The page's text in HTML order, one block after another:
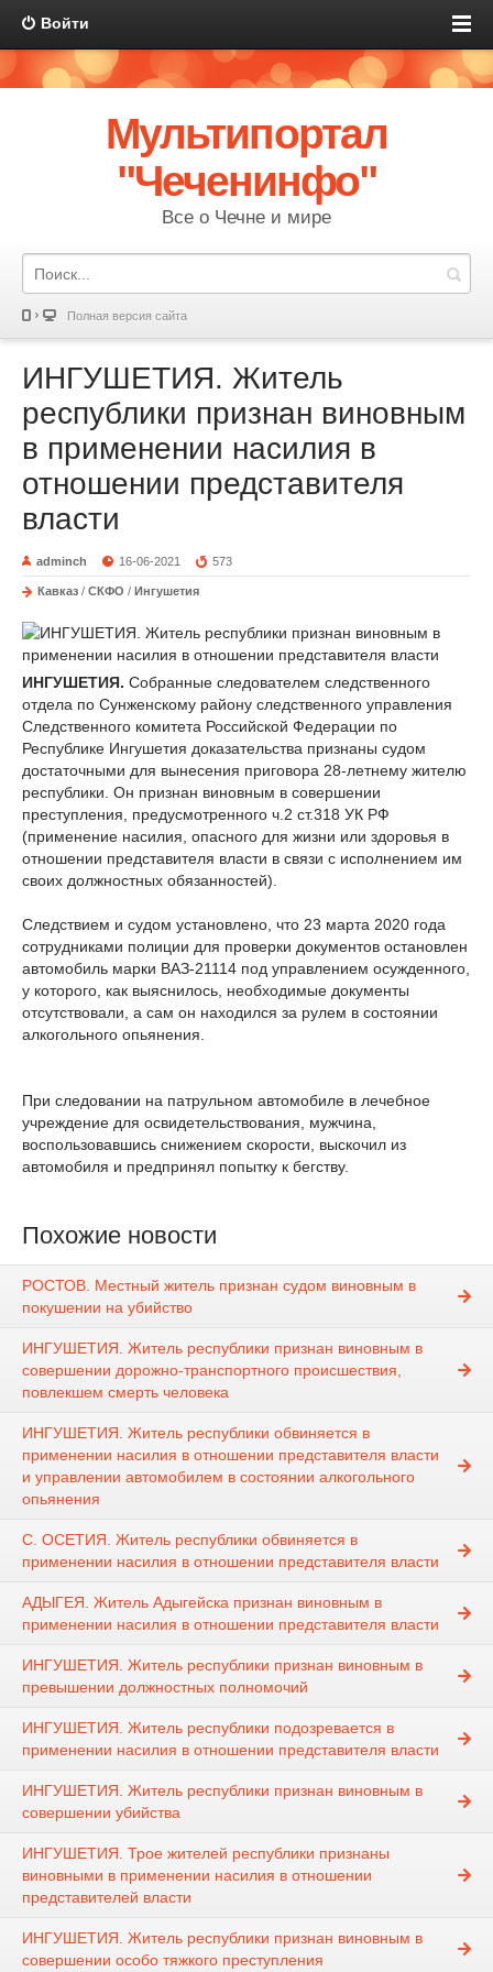
Войти
Мультипортал
"Чеченинфо"
Все о Чечне и мире
Полная версия сайта
ИНГУШЕТИЯ. Житель
республики признан виновным
в применении насилия в
отношении представителя
власти
adminch 16-06-2021 573
Кавказ / СКФО / Ингушетия
ИНГУШЕТИЯ. Собранные следователем следственного
отдела по Сунженскому району следственного управления
Следственного комитета Российской Федерации по
Республике Ингушетия доказательства признаны судом
достаточными для вынесения приговора 28-летнему жителю
республики. Он признан виновным в совершении
преступления, предусмотренного ч.2 ст.318 УК РФ
(применение насилия, опасного для жизни или здоровья в
отношении представителя власти в связи с исполнением им
своих должностных обязанностей).
Следствием и судом установлено, что 23 марта 2020 года
сотрудниками полиции для проверки документов остановлен
автомобиль марки ВАЗ-21114 под управлением осужденного,
у которого, как выяснилось, необходимые документы
отсутствовали, а сам он находился за рулем в состоянии
алкогольного опьянения.
При следовании на патрульном автомобиле в лечебное
учреждение для освидетельствования, мужчина,
воспользовавшись снижением скорости, выскочил из
автомобиля и предпринял попытку к бегству.
Похожие новости
РОСТОВ. Местный житель признан судом виновным в
покушении на убийство
ИНГУШЕТИЯ. Житель республики признан виновным в
совершении дорожно-транспортного происшествия,
повлекшем смерть человека
ИНГУШЕТИЯ. Житель республики обвиняется в
применении насилия в отношении представителя власти
и управлении автомобилем в состоянии алкогольного
опьянения
С. ОСЕТИЯ. Житель республики обвиняется в
применении насилия в отношении представителя власти
АДЫГЕЯ. Житель Адыгейска признан виновным в
применении насилия в отношении представителя власти
ИНГУШЕТИЯ. Житель республики признан виновным в
превышении должностных полномочий
ИНГУШЕТИЯ. Житель республики подозревается в
применении насилия в отношении представителя власти
ИНГУШЕТИЯ. Житель республики признан виновным в
совершении убийства
ИНГУШЕТИЯ. Трое жителей республики признаны
виновными в применении насилия в отношении
представителей власти
ИНГУШЕТИЯ. Житель республики признан виновным в
совершении особо тяжкого преступления